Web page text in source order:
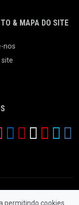
permitindo cookies.
& MAPA DO SITE
nos
site